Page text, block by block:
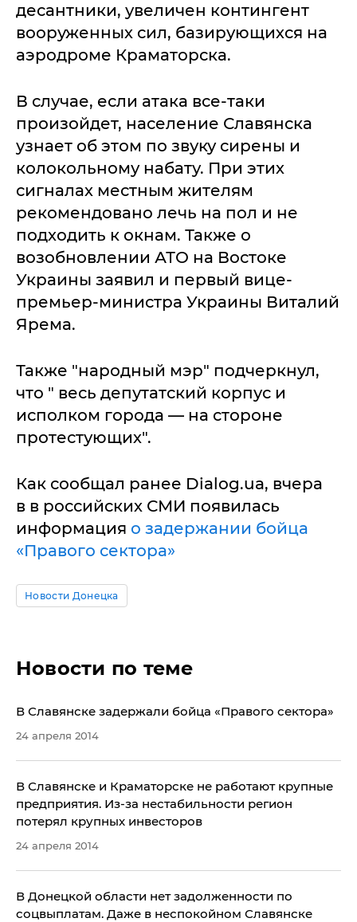
десантники, увеличен контингент
вооруженных сил, базирующихся на
аэродроме Краматорска.
В случае, если атака все-таки
произойдет, население Славянска
узнает об этом по звуку сирены и
колокольному набату. При этих
сигналах местным жителям
рекомендовано лечь на пол и не
подходить к окнам. Также о
возобновлении АТО на Востоке
Украины заявил и первый вице-
премьер-министра Украины Виталий
Ярема.
Также "народный мэр" подчеркнул,
что " весь депутатский корпус и
исполком города — на стороне
протестующих".
Как сообщал ранее Dialog.ua, вчера
в в российских СМИ появилась
информация о задержании бойца
«Правого сектора»
Новости Донецка
Новости по теме
​В Славянске задержали бойца «Правого сектора»
24 апреля 2014
В Славянске и Краматорске не работают крупные
предприятия. Из-за нестабильности регион
потерял крупных инвесторов
24 апреля 2014
​В Донецкой области нет задолженности по
соцвыплатам. Даже в неспокойном Славянске